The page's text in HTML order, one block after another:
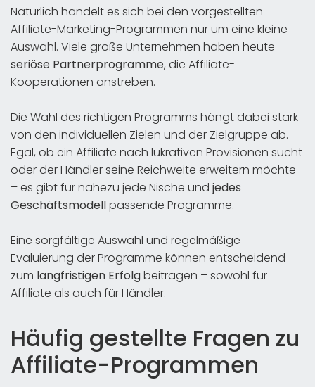
Natürlich handelt es sich bei den vorgestellten
Affiliate-Marketing-Programmen nur um eine kleine
Auswahl. Viele große Unternehmen haben heute
seriöse Partnerprogramme, die Affiliate-
Kooperationen anstreben.
Die Wahl des richtigen Programms hängt dabei stark
von den individuellen Zielen und der Zielgruppe ab.
Egal, ob ein Affiliate nach lukrativen Provisionen sucht
oder der Händler seine Reichweite erweitern möchte
– es gibt für nahezu jede Nische und jedes
Geschäftsmodellpassende Programme.
Eine sorgfältige Auswahl und regelmäßige
Evaluierung der Programme können entscheidend
zum langfristigen Erfolgbeitragen – sowohl für
Affiliate als auch für Händler.
Häufig gestellte Fragen zu
Affiliate-Programmen